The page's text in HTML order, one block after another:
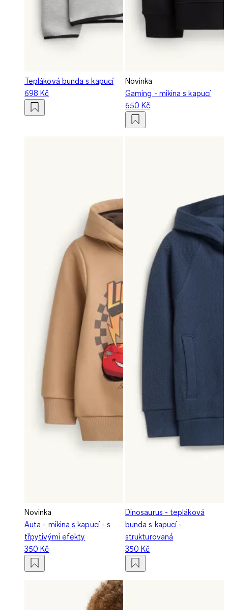
Tepláková bunda s kapucí
698 Kč
Novinka
Gaming - mikina s kapucí
650 Kč
Novinka
Auta - mikina s kapucí - s
třpytivými efekty
350 Kč
Dinosaurus - tepláková
bunda s kapucí -
strukturovaná
350 Kč